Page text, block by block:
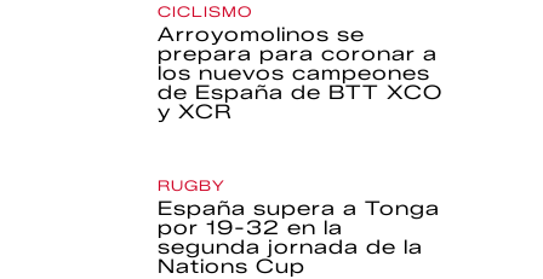
CICLISMO
Arroyomolinos se
prepara para coronar a
los nuevos campeones
de España de BTT XCO
y XCR
RUGBY
España supera a Tonga
por 19-32 en la
segunda jornada de la
Nations Cup